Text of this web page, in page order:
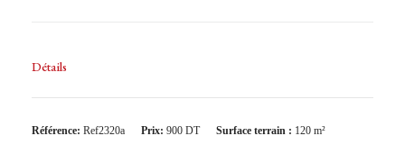
Détails
Référence: Ref2320a Prix: 900 DT Surface terrain : 120 m²